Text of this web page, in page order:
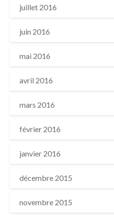
juillet 2016
juin 2016
mai 2016
avril 2016
mars 2016
février 2016
janvier 2016
décembre 2015
novembre 2015